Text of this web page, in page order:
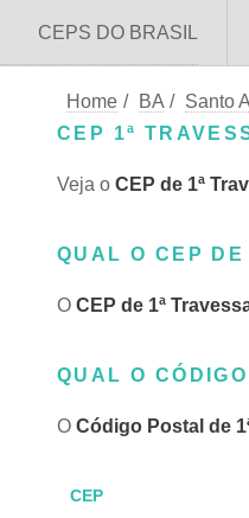
CEPS DO BRASIL
Home / BA / Santo
CEP 1ª
Veja o CEP de 1ª
QUAL O CEP
O CEP de 1ª
QUAL O
O Código Postal de
CEP